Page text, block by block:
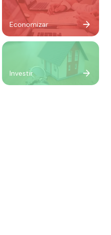
Economizar
Investir